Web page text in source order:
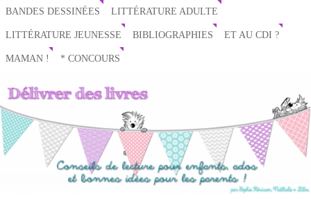
BANDES DESSINÉES LITTÉRATURE ADULTE
LITTÉRATURE JEUNESSE BIBLIOGRAPHIES ET AU CDI ?
MAMAN ! * CONCOURS